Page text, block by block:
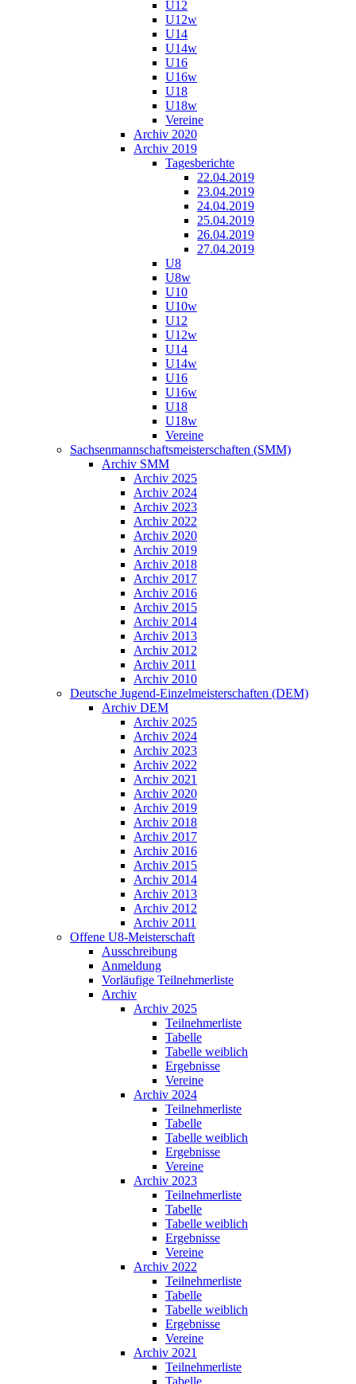
U12
U12w
U14
U14w
U16
U16w
U18
U18w
Vereine
Archiv 2020
Archiv 2019
Tagesberichte
22.04.2019
23.04.2019
24.04.2019
25.04.2019
26.04.2019
27.04.2019
U8
U8w
U10
U10w
U12
U12w
U14
U14w
U16
U16w
U18
U18w
Vereine
Sachsenmannschaftsmeisterschaften (SMM)
Archiv SMM
Archiv 2025
Archiv 2024
Archiv 2023
Archiv 2022
Archiv 2020
Archiv 2019
Archiv 2018
Archiv 2017
Archiv 2016
Archiv 2015
Archiv 2014
Archiv 2013
Archiv 2012
Archiv 2011
Archiv 2010
Deutsche Jugend-Einzelmeisterschaften (DEM)
Archiv DEM
Archiv 2025
Archiv 2024
Archiv 2023
Archiv 2022
Archiv 2021
Archiv 2020
Archiv 2019
Archiv 2018
Archiv 2017
Archiv 2016
Archiv 2015
Archiv 2014
Archiv 2013
Archiv 2012
Archiv 2011
Offene U8-Meisterschaft
Ausschreibung
Anmeldung
Vorläufige Teilnehmerliste
Archiv
Archiv 2025
Teilnehmerliste
Tabelle
Tabelle weiblich
Ergebnisse
Vereine
Archiv 2024
Teilnehmerliste
Tabelle
Tabelle weiblich
Ergebnisse
Vereine
Archiv 2023
Teilnehmerliste
Tabelle
Tabelle weiblich
Ergebnisse
Vereine
Archiv 2022
Teilnehmerliste
Tabelle
Tabelle weiblich
Ergebnisse
Vereine
Archiv 2021
Teilnehmerliste
Tabelle